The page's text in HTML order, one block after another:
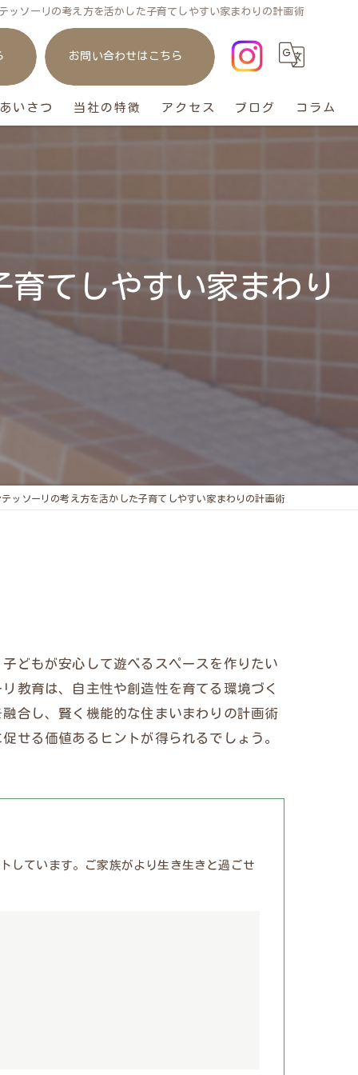
ッソーリの考え方を活かした子育てしやすい家まわりの計画術
お問い合わせはこちら
いさつ 当社の特徴
おしゃれ
アクセス ブログ コラム
てしやすい家まわり
ッソーリの考え方を活かした子育てしやすい家まわりの計画術
どもが安心して遊べるスペースを作りたい
教育は、自主性や創造性を育てる環境づく
合し、賢く機能的な住まいまわりの計画術
せる価値あるヒントが得られるでしょう。
しています。ご家族がより生き生きと過ごせ